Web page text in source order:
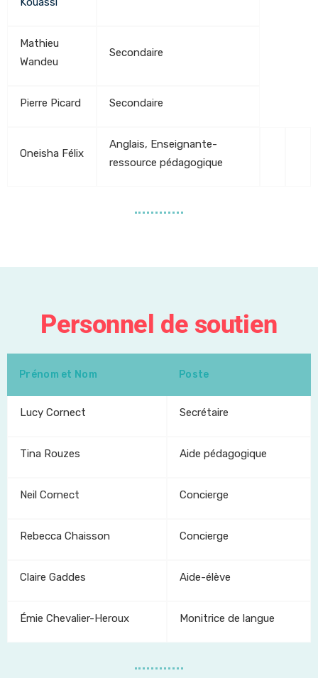
Mathieu
Wandeu
Secondaire
Pierre Picard Secondaire
Oneisha Félix
Anglais, Enseignante-
ressource pédagogique
Personnel de soutien
Prénom et Nom Poste
Lucy Cornect Secrétaire
Tina Rouzes Aide pédagogique
Neil Cornect Concierge
Rebecca Chaisson Concierge
Claire Gaddes Aide-élève
Émie Chevalier-Heroux Monitrice de langue